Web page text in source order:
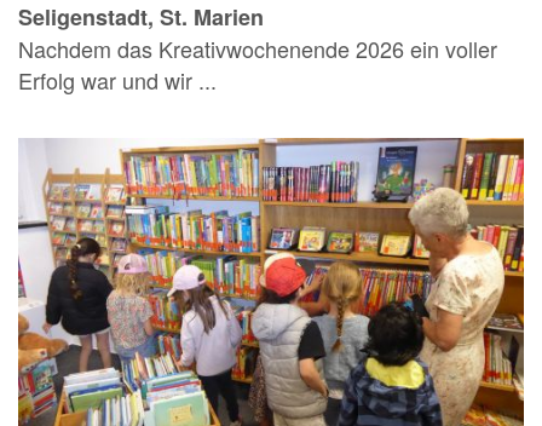
Seligenstadt, St. Marien
Nachdem das Kreativwochenende 2026 ein voller
Erfolg war und wir ...